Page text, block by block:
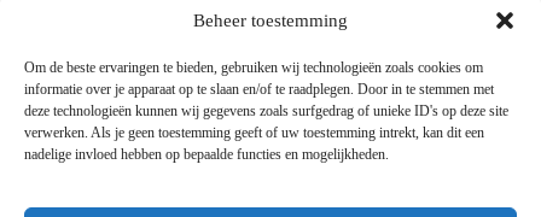
Beheer toestemming
Om de beste ervaringen te bieden, gebruiken wij technologieën zoals cookies om
informatie over je apparaat op te slaan en/of te raadplegen. Door in te stemmen met
deze technologieën kunnen wij gegevens zoals surfgedrag of unieke ID's op deze site
verwerken. Als je geen toestemming geeft of uw toestemming intrekt, kan dit een
nadelige invloed hebben op bepaalde functies en mogelijkheden.
Magister studiewijzers
Magister docentenhandleiding algemeen
Zoom account aanmaken
Zoom recurring meeting aanmaken
Vragenlijst van Office365 Forms gebruiken